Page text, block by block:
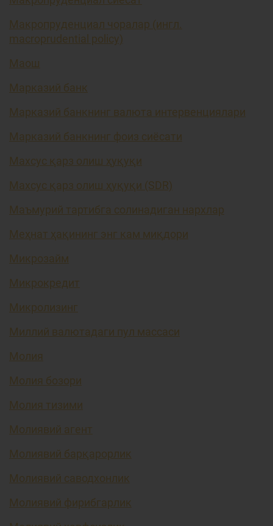
Макропруденциал чоралар (ингл.
macroprudential policy)
Маош
Марказий банк
Марказий банкнинг валюта интервенциялари
Марказий банкнинг фоиз сиёсати
Махсус қарз олиш ҳуқуқи
Махсус қарз олиш ҳуқуқи (SDR)
Маъмурий тартибга солинадиган нархлар
Меҳнат ҳақининг энг кам миқдори
Микрозайм
Микрокредит
Микролизинг
Миллий валютадаги пул массаси
Молия
Молия бозори
Молия тизими
Молиявий агент
Молиявий барқарорлик
Молиявий саводхонлик
Молиявий фирибгарлик